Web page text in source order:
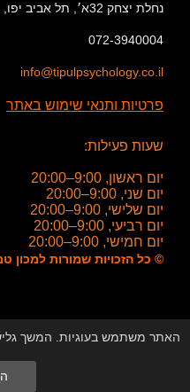
נחלת יצחק 32א׳, תל אביב יפו, 6744824
072-3940004
info@tipulpsychology.co.il
פרטיות ותנאי שימוש באתר
שעות פעילות:
יום ראשון, 9:00–20:00
יום שני, 9:00–20:00
יום שלישי, 9:00–20:00
יום רביעי, 9:00–20:00
יום חמישי, 9:00–20:00
© כל הזכויות שמורות למכון טמיר
האתר משתמש בעוגיות. המשך